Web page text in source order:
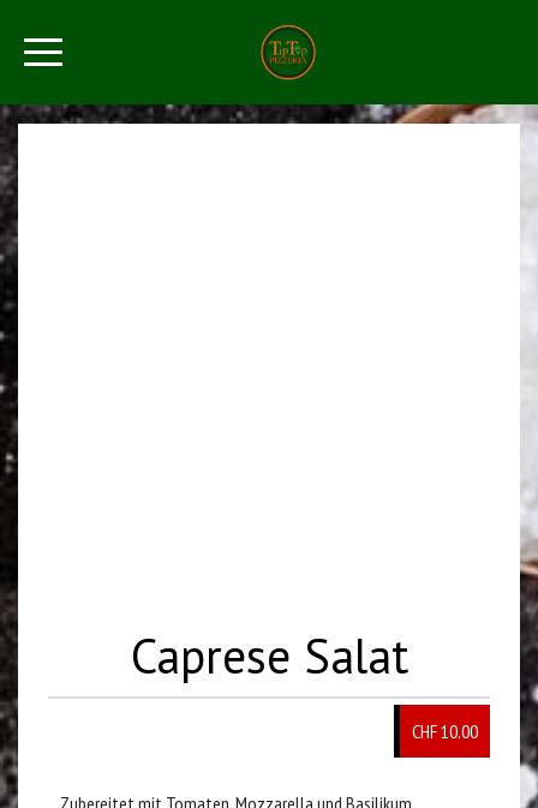
Caprese Salat
CHF 10.00
Zubereitet mit Tomaten, Mozzarella und Basilikum